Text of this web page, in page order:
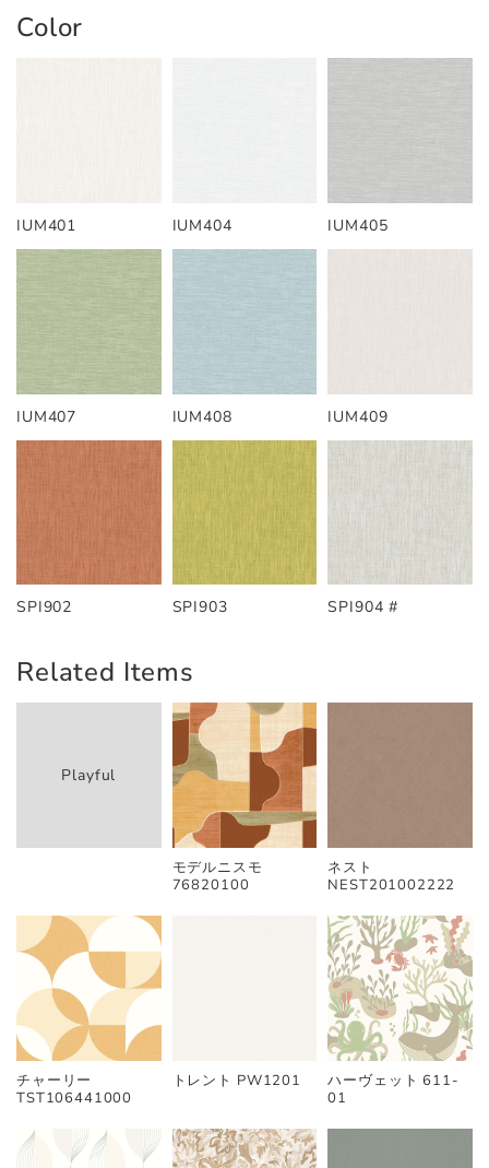
Color
IUM401 IUM404 IUM405
IUM407 IUM408 IUM409
SPI902 SPI903 SPI904 #
Related Items
Playful
モデルニスモ
76820100
ネスト
NEST201002222
チャーリー
TST106441000
トレント PW1201
ハーヴェット 611-
01